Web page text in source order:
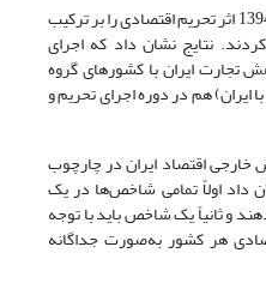
کازرونی، اصغرپور و خضری در سال 1394 اثر تحریم اقتصادی را بر ترکیب
نتایج نشان داد که اجرای
تجارت ایران با کشورهای گروه
ایران) هم در دوره اجرای تحریم و
بخش خارجی اقتصاد ایران در چارچوب
داد اولاً تمامی شاخص‌ها در یک
و ثانیاً یک شاخص باید با توجه
هر کشور به‌صورت جداگانه